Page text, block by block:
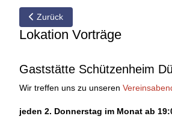
Vorheriger Beitrag: 07.04.2014
Zurück
Lokation Vorträge
Gaststätte Schützenheim
Wir treffen uns zu unseren
jeden 2. Donnerstag im Monat ab